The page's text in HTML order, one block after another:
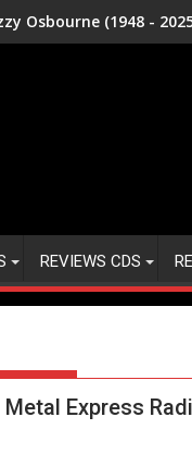
Osbourne (1948 -
REVIEWS CDS
Express